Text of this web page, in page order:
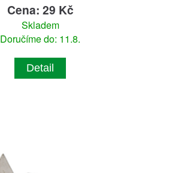
Cena: 29 Kč
Skladem
Doručíme do: 11.8.
Detail